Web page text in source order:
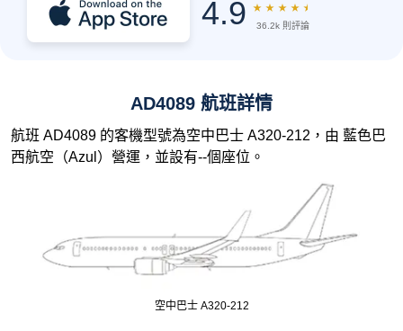
4.9 ★ ★ ★ ★ ★
36.2k 則評論
AD4089 航班詳情
航班 AD4089 的客機型號為空中巴士 A320-212，由 藍色巴
西航空（Azul）營運，並設有--個座位。
空中巴士 A320-212